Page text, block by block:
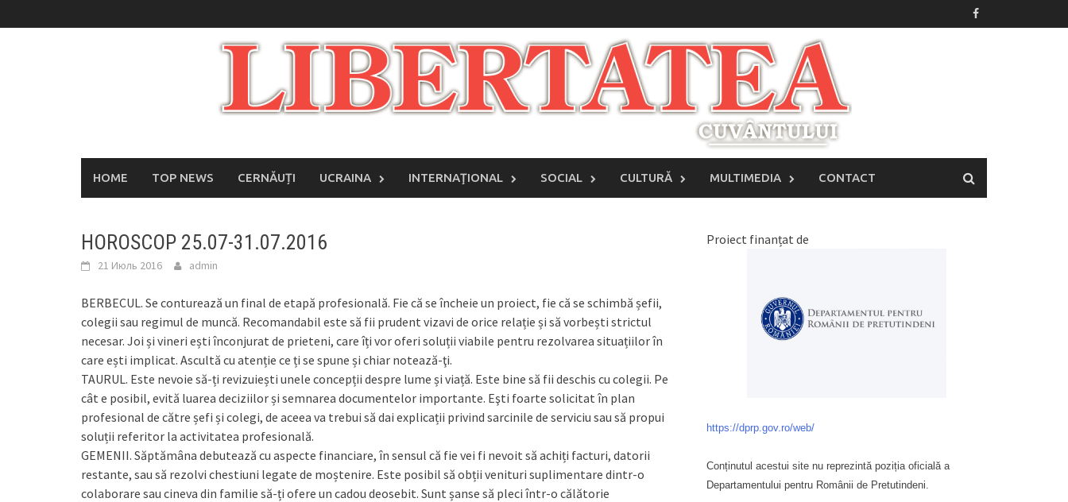
to
HOME TOP NEWS CERNĂUȚI UCRAINA INTERNAŢIONAL SOCIAL CULTURĂ MULTIMEDIA CONTACT
HOROSCOP 25.07-31.07.2016
21 Июль 2016 admin
BERBECUL. Se conturează un final de etapă profesională. Fie că se încheie un proiect, fie că se schimbă șefii,
colegii sau regimul de muncă. Recomandabil este să fii prudent vizavi de orice relație și să vorbești strictul
necesar. Joi și vineri ești înconjurat de prieteni, care îți vor oferi soluții viabile pentru rezolvarea situațiilor în
care ești implicat. Ascultă cu atenție ce ți se spune și chiar notează-ţi.
TAURUL. Este nevoie să-ți revizuiești unele concepții despre lume și viață. Este bine să fii deschis cu colegii. Pe
cât e posibil, evită luarea deciziilor și semnarea documentelor importante. Eşti foarte solicitat în plan
profesional de către șefi și colegi, de aceea va trebui să dai explicații privind sarcinile de serviciu sau să propui
soluții referitor la activitatea profesională.
GEMENII. Săptămâna debutează cu aspecte financiare, în sensul că fie vei fi nevoit să achiți facturi, datorii
restante, sau să rezolvi chestiuni legate de moștenire. Este posibil să obții venituri suplimentare dintr-o
colaborare sau cineva din familie să-ți ofere un cadou deosebit. Sunt șanse să pleci într-o călătorie
Proiect finanțat de
https://dprp.gov.ro/web/
Conținutul acestui site nu reprezintă poziția oficială a
Departamentului pentru Românii de Pretutindeni.